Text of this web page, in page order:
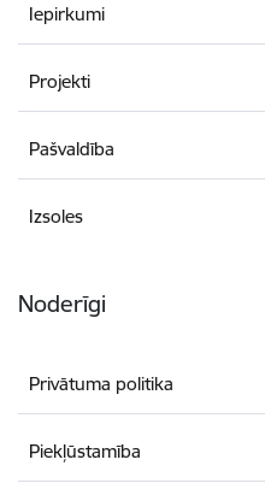
Iepirkumi
Projekti
Pašvaldība
Izsoles
Noderīgi
Privātuma politika
Piekļūstamība